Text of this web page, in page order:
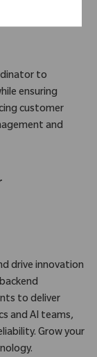
to
ensuring
customer
and
drive innovation
to deliver
and AI teams,
Grow your